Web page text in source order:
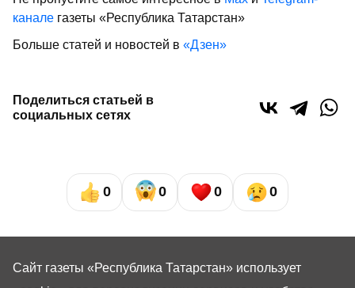
канале газеты «Республика Татарстан»
Больше статей и новостей в «Дзен»
Поделиться статьей в
социальных сетях
0 0 0 0
Сайт газеты «Республика Татарстан» использует